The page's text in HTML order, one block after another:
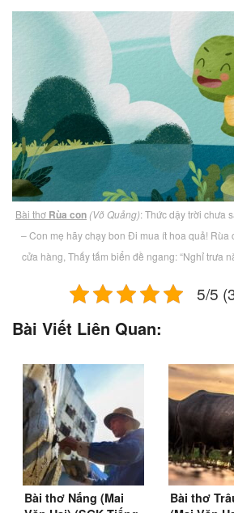
Bài thơ Rùa con (Võ Quảng): Thức dậy trời chưa
– Con mẹ hãy chạy bon Đi mua ít hoa quả! Rùa
cửa hàng, Thấy tấm biển đề ngang: “Nghỉ trưa
5/5
Bài Viết Liên Quan:
Bài thơ Nắng (Mai
Bài thơ